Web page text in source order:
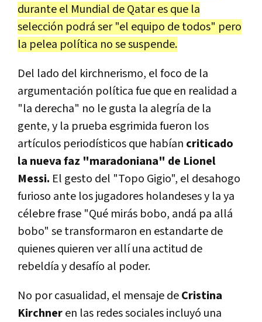
durante el Mundial de Qatar es que la
selección podrá ser "el equipo de todos" pero
la pelea política no se suspende.
Del lado del kirchnerismo, el foco de la
argumentación política fue que en realidad a
"la derecha" no le gusta la alegría de la
gente, y la prueba esgrimida fueron los
artículos periodísticos que habían criticado
la nueva faz "maradoniana" de Lionel
Messi. El gesto del "Topo Gigio", el desahogo
furioso ante los jugadores holandeses y la ya
célebre frase "Qué mirás bobo, andá pa allá
bobo" se transformaron en estandarte de
quienes quieren ver allí una actitud de
rebeldía y desafío al poder.
No por casualidad, el mensaje deCristina
Kirchneren las redes sociales incluyó una